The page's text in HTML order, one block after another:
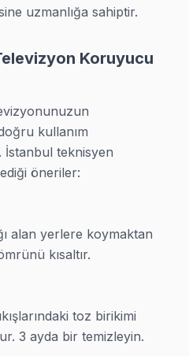
TV Kullanıcılarına
arızası yaşıyorsanız,
gelen TV servis taleplerine
alınmadan ek işlem yapılmıyor;
İstanbul'daki anakart
İstanbul'de yaşandığında,
doğru tamir uygulandığında
teknisyen kapasitesi, gelen tüm
işlem onayı öncesinde
Fabrika Servis'i tercih edenler,
kapsamını bilmek için
uzmanlığa sahiptir.
Koruyucu
kullanım
İstanbul teknisyen
öneriler:
alan yerlere koymaktan
kısaltır.
toz birikimi
3 ayda bir temizleyin.